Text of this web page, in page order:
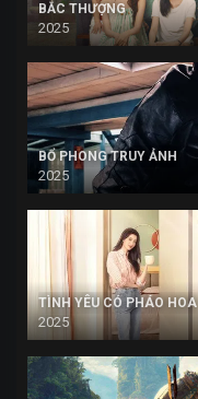
BẮC THƯỢNG
2025
BỔ PHONG TRUY ẢNH
2025
TÌNH YÊU CÓ PHÁO HOA
2025